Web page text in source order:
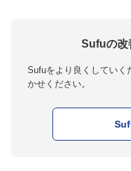
Sufuの改
Sufuをより良くしていく
かせください。